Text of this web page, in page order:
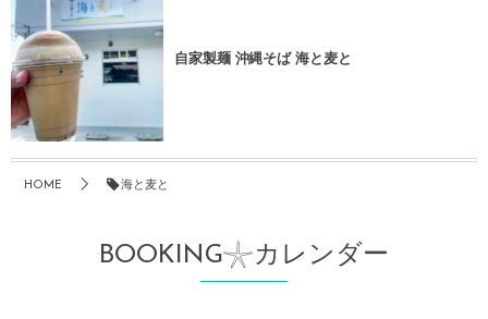
自家製麺 沖縄そば 海と麦と
HOME 海と麦と
BOOKING𓇼カレンダー